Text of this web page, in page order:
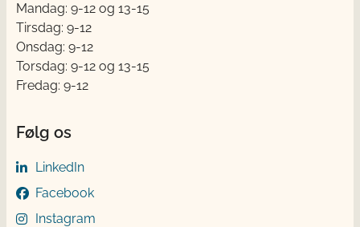
Mandag: 9-12 og 13-15
Tirsdag: 9-12
Onsdag: 9-12
Torsdag: 9-12 og 13-15
Fredag: 9-12
Følg os
LinkedIn
Facebook
Instagram